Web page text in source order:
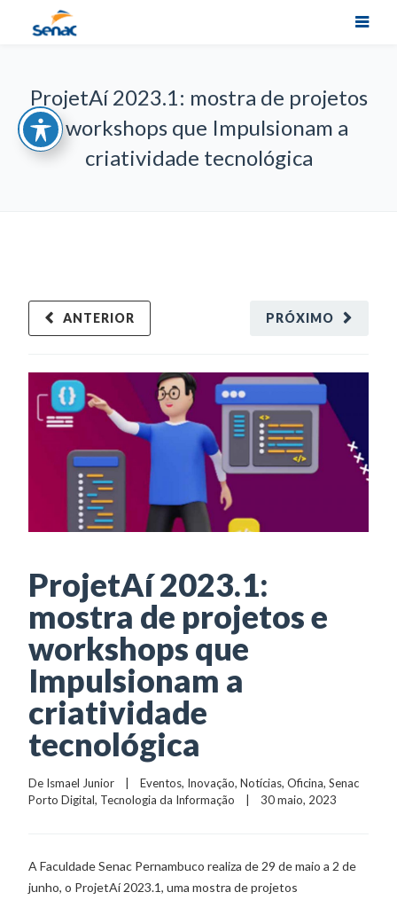
ProjetAí 2023.1: mostra de projetos
e workshops que Impulsionam a
criatividade tecnológica
PRÓXIMO
ANTERIOR
ProjetAí 2023.1:
mostra de projetos e
workshops que
Impulsionam a
criatividade
tecnológica
De Ismael Junior
    |
Eventos, Inovação, Notícias, Oficina, Senac
Porto Digital, Tecnologia da Informação
    |    30 maio, 2023
A Faculdade Senac Pernambuco realiza de 29 de maio a 2 de
junho, o ProjetAí 2023.1, uma mostra de projetos